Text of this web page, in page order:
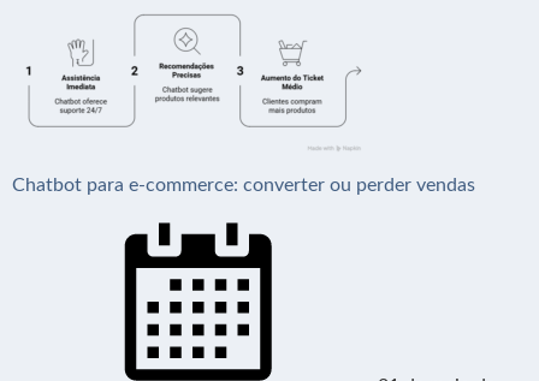
Chatbot para e-commerce: converter ou perder vendas